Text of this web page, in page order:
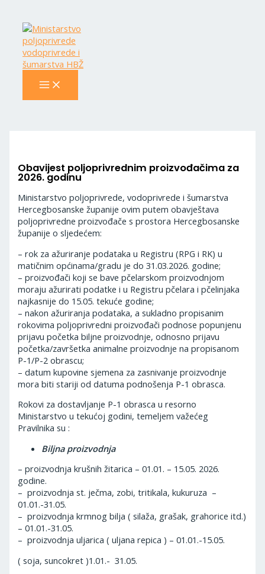
content
Obavijest poljoprivrednim proizvođačima za
2026. godinu
Ministarstvo poljoprivrede, vodoprivrede i šumarstva
Hercegbosanske županije ovim putem obavještava
poljoprivredne proizvođače s prostora Hercegbosanske
županije o sljedećem:
– rok za ažuriranje podataka u Registru (RPG i RK) u
matičnim općinama/gradu je do 31.03.2026. godine;
– proizvođači koji se bave pčelarskom proizvodnjom
moraju ažurirati podatke i u Registru pčelara i pčelinjaka
najkasnije do 15.05. tekuće godine;
– nakon ažuriranja podataka, a sukladno propisanim
rokovima poljoprivredni proizvođači podnose popunjenu
prijavu početka biljne proizvodnje, odnosno prijavu
početka/završetka animalne proizvodnje na propisanom
P-1/P-2 obrascu;
– datum kupovine sjemena za zasnivanje proizvodnje
mora biti stariji od datuma podnošenja P-1 obrasca.
Rokovi za dostavljanje P-1 obrasca u resorno
Ministarstvo u tekućoj godini, temeljem važećeg
Pravilnika su :
Biljna proizvodnja
– proizvodnja krušnih žitarica – 01.01. – 15.05. 2026.
godine.
– proizvodnja st. ječma, zobi, tritikala, kukuruza –
01.01.-31.05.
– proizvodnja krmnog bilja ( silaža, grašak, grahorice itd.)
– 01.01.-31.05.
– proizvodnja uljarica ( uljana repica ) – 01.01.-15.05.
( soja, suncokret )1.01.- 31.05.